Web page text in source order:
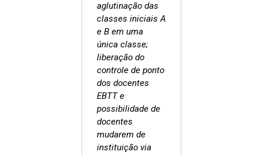
aglutinação das
classes iniciais A
e B em uma
única classe;
liberação do
controle de ponto
dos docentes
EBTT e
possibilidade de
docentes
mudarem de
instituição via